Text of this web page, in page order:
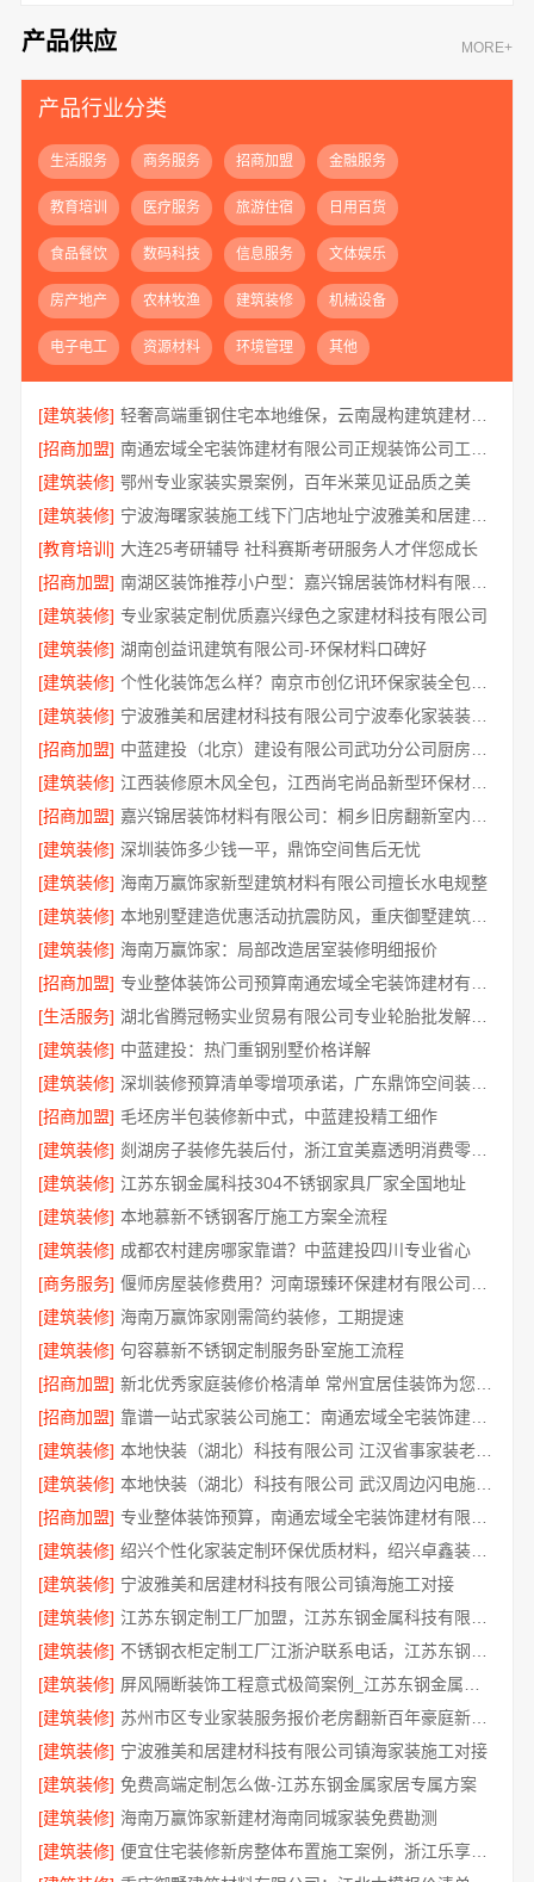
产品供应 MORE+
产品行业分类
生活服务 商务服务 招商加盟 金融服务
教育培训 医疗服务 旅游住宿 日用百货
食品餐饮 数码科技 信息服务 文体娱乐
房产地产 农林牧渔 建筑装修 机械设备
电子电工 资源材料 环境管理 其他
[建筑装修]
轻奢高端重钢住宅本地维保，云南晟构建筑建材有限公司贴心服务
[招商加盟]
[建筑装修] 鄂州专业家装实景案例，百年米莱见证品质之美
[建筑装修]
宁波海曙家装施工线下门店地址宁波雅美和居建材科技有限公司
[教育培训] 大连25考研辅导 社科赛斯考研服务人才伴您成长
[招商加盟]
[建筑装修] 专业家装定制优质嘉兴绿色之家建材科技有限公司
[建筑装修] 湖南创益讯建筑有限公司-环保材料口碑好
[建筑装修]
[建筑装修]
宁波雅美和居建材科技有限公司宁波奉化家装装修线下门店地址
[招商加盟]
[建筑装修]
江西装修原木风全包，江西尚宅尚品新型环保材料有限公司一站式服务
[招商加盟]
[建筑装修] 深圳装饰多少钱一平，鼎饰空间售后无忧
[建筑装修] 海南万赢饰家新型建筑材料有限公司擅长水电规整
[建筑装修]
本地别墅建造优惠活动抗震防风，重庆御墅建筑材料有限公司
[建筑装修] 海南万赢饰家：局部改造居室装修明细报价
[招商加盟]
[生活服务]
湖北省腾冠畅实业贸易有限公司专业轮胎批发解决方案
[建筑装修] 中蓝建投：热门重钢别墅价格详解
[建筑装修]
深圳装修预算清单零增项承诺，广东鼎饰空间装饰工程有限公司
[招商加盟] 毛坯房半包装修新中式，中蓝建投精工细作
[建筑装修]
剡湖房子装修先装后付，浙江宜美嘉透明消费零压力
[建筑装修] 江苏东钢金属科技304不锈钢家具厂家全国地址
[建筑装修] 本地慕新不锈钢客厅施工方案全流程
[建筑装修] 成都农村建房哪家靠谱？中蓝建投四川专业省心
[商务服务]
[建筑装修] 海南万赢饰家刚需简约装修，工期提速
[建筑装修] 句容慕新不锈钢定制服务卧室施工流程
[招商加盟]
[招商加盟]
靠谱一站式家装公司施工：南通宏域全宅装饰建材有限公司交付
[建筑装修]
本地快装（湖北）科技有限公司 江汉省事家装老房翻新，本地团队速响应
[建筑装修]
本地快装（湖北）科技有限公司 武汉周边闪电施工，一楼带院居家优选
[招商加盟]
[建筑装修]
绍兴个性化家装定制环保优质材料，绍兴卓鑫装饰材料有限公司
[建筑装修] 宁波雅美和居建材科技有限公司镇海施工对接
[建筑装修]
[建筑装修]
[建筑装修]
[建筑装修]
苏州市区专业家装服务报价老房翻新百年豪庭新材料
[建筑装修] 宁波雅美和居建材科技有限公司镇海家装施工对接
[建筑装修] 免费高端定制怎么做-江苏东钢金属家居专属方案
[建筑装修] 海南万赢饰家新建材海南同城家装免费勘测
[建筑装修]
便宜住宅装修新房整体布置施工案例，浙江乐享新材料有限公司